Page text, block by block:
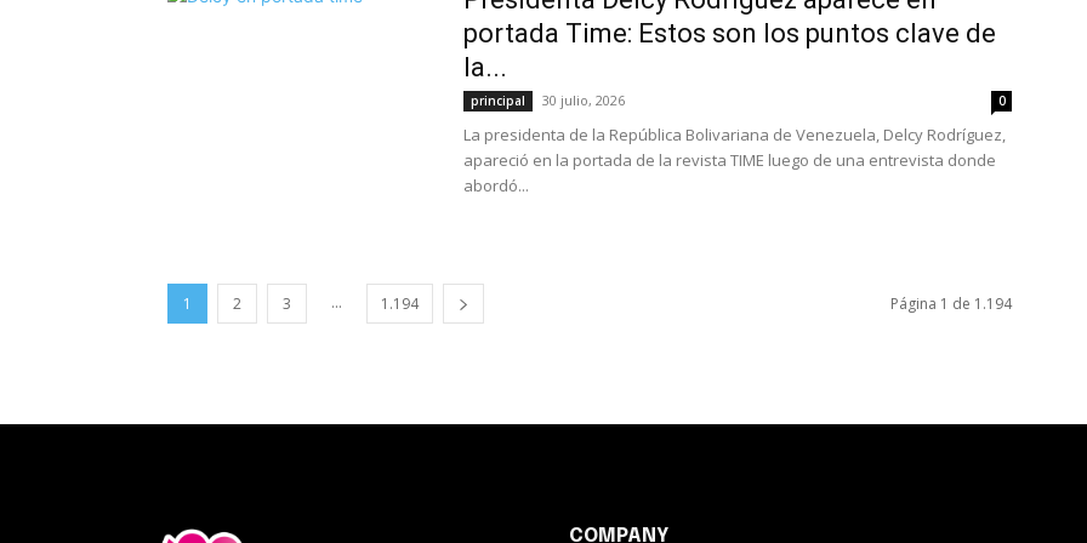
portada Time: Estos son los puntos clave de
la...
principal 30 julio, 2026 0
La presidenta de la República Bolivariana de Venezuela, Delcy Rodríguez,
apareció en la portada de la revista TIME luego de una entrevista donde
abordó...
1 2 3 ... 1.194 Página 1 de 1.194
COMPANY